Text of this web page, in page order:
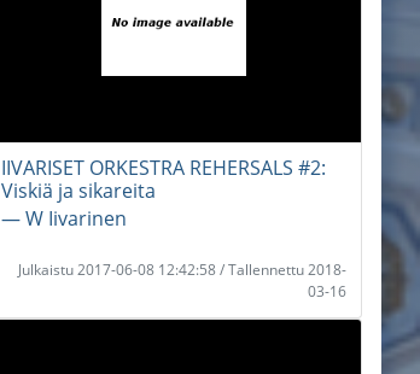
IIVARISET ORKESTRA REHERSALS #2:
Viskiä ja sikareita
― W Iivarinen
Julkaistu 2017-06-08 12:42:58 / Tallennettu 2018-
03-16